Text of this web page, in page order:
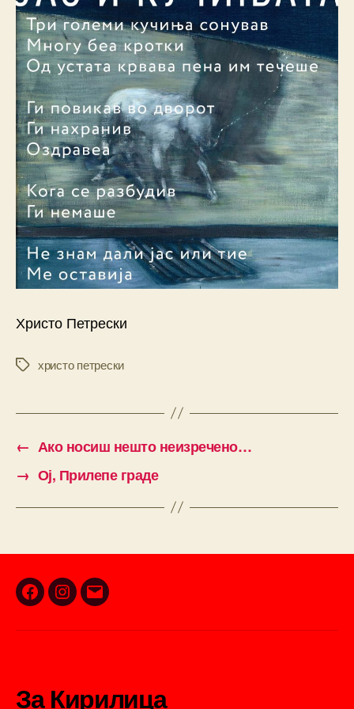
Христо Петрески
Tagsхристо петрески
← Ако носиш нешто неизречено…
→ Ој, Прилепе граде
Facebook
Instagram
Email
За Кирилица